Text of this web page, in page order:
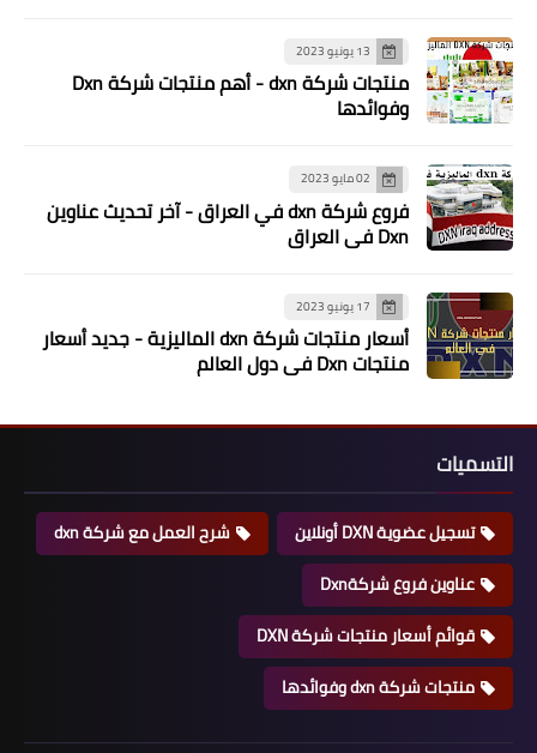
13 يونيو 2023
منتجات شركة dxn - أهم منتجات شركة Dxn
وفوائدها
02 مايو 2023
فروع شركة dxn في العراق - آخر تحديث عناوين
Dxn في العراق
17 يونيو 2023
أسعار منتجات شركة dxn الماليزية - جديد أسعار
منتجات Dxn في دول العالم
التسميات
تسجيل عضوية DXN أونلاين
شرح العمل مع شركة dxn
عناوين فروع شركةDxn
قوائم أسعار منتجات شركة DXN
منتجات شركة dxn وفوائدها